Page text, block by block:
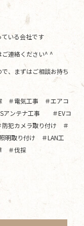
いる会社です
ご連絡ください^ ^
、まずはご相談お持ち
＃電気工事 ＃エアコ
アンテナ工事 ＃EVコ
犯カメラ取り付け ＃
明取り付け ＃LAN工
＃伐採